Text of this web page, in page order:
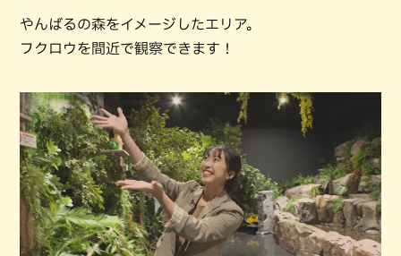
やんばるの森をイメージしたエリア。
フクロウを間近で観察できます！